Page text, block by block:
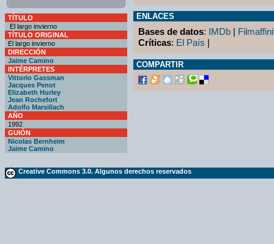
TÍTULO
El largo invierno
TÍTULO ORIGINAL
El largo invierno
DIRECCIÓN
Jaime Camino
INTÉRPRETES
Vittorio Gassman
Jacques Penot
Elizabeth Hurley
Jean Rochefort
Adolfo Marsillach
AÑO
1992
GUIÓN
Nicolas Bernheim
Jaime Camino
ENLACES
Bases de datos: IMDb |
Críticas: El País |
COMPARTIR
Creative Commons 3.0. Algunos derechos reservados